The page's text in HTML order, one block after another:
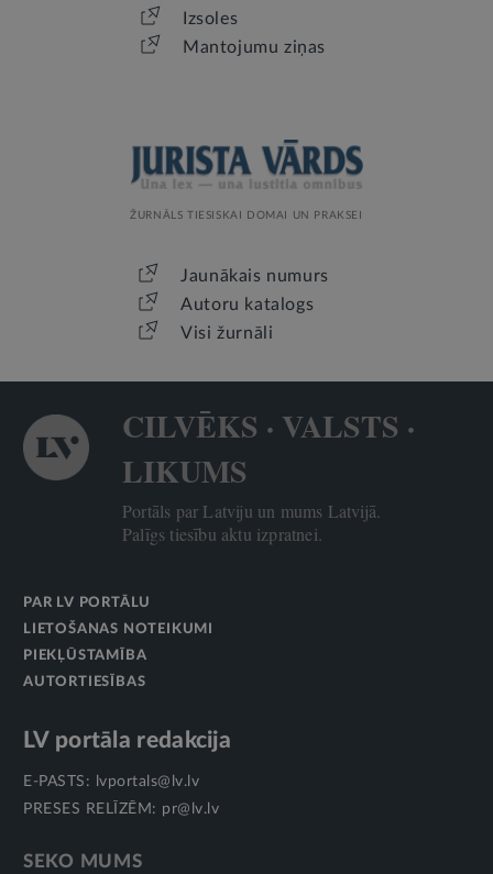
Izsoles
Mantojumu ziņas
ŽURNĀLS TIESISKAI DOMAI UN PRAKSEI
Jaunākais numurs
Autoru katalogs
Visi žurnāli
CILVĒKS · VALSTS ·
LIKUMS
Portāls par Latviju un mums Latvijā.
Palīgs tiesību aktu izpratnei.
PAR LV PORTĀLU
LIETOŠANAS NOTEIKUMI
PIEKĻŪSTAMĪBA
AUTORTIESĪBAS
LV portāla redakcija
E-PASTS:
lvportals@lv.lv
PRESES RELĪZĒM: pr@lv.lv
SEKO MUMS